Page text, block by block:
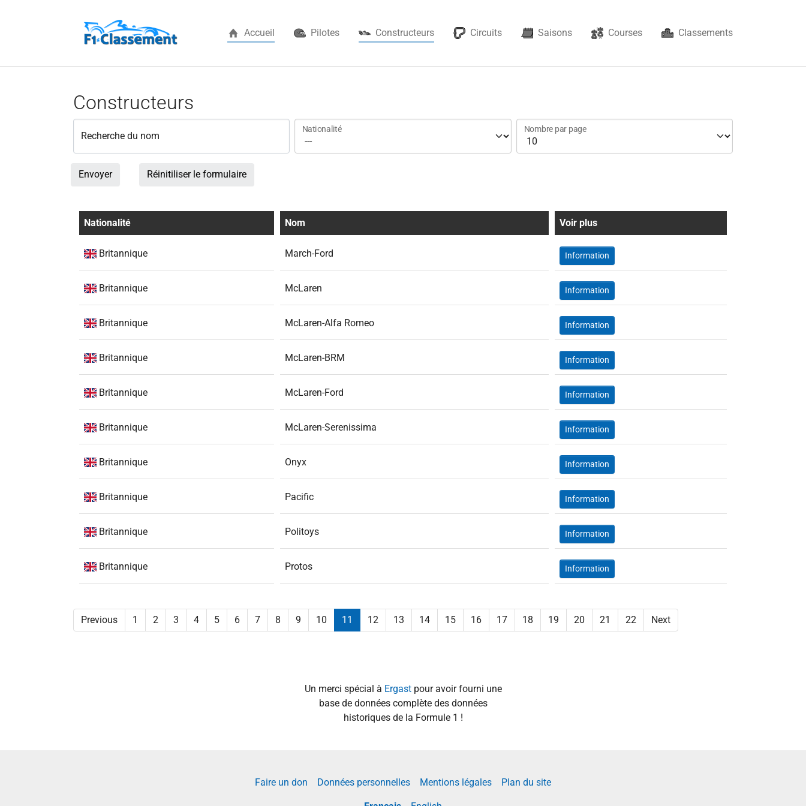
Accueil Pilotes Constructeurs(current) Circuits Saisons Courses Classements
Constructeurs
Recherche du nom
Nationalité Nombre par page
Envoyer Réinitiliser le formulaire
Nationalité Nom Voir plus
Britannique March-Ford Information
Britannique McLaren Information
Britannique McLaren-Alfa Romeo Information
Britannique McLaren-BRM Information
Britannique McLaren-Ford Information
Britannique McLaren-Serenissima Information
Britannique Onyx Information
Britannique Pacific Information
Britannique Politoys Information
Britannique Protos Information
Previous 1 2 3 4 5 6 7 8 9 10 11 12 13 14 15 16 17 18 19 20 21 22 Next
Un merci spécial à Ergast pour avoir fourni une
base de données complète des données
historiques de la Formule 1 !
Faire un don Données personnelles Mentions légales Plan du site